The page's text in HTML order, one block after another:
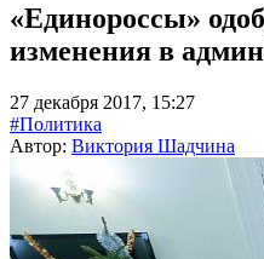
«Единороссы»
изменения в
27 декабря 2017, 15:27
#Политика
Автор: Виктория Шадчина